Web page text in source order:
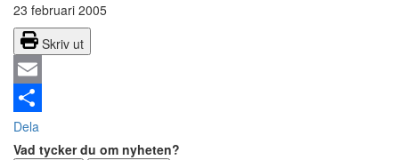
23 februari 2005
Skriv ut
Email
Dela
Vad tycker du om nyheten?